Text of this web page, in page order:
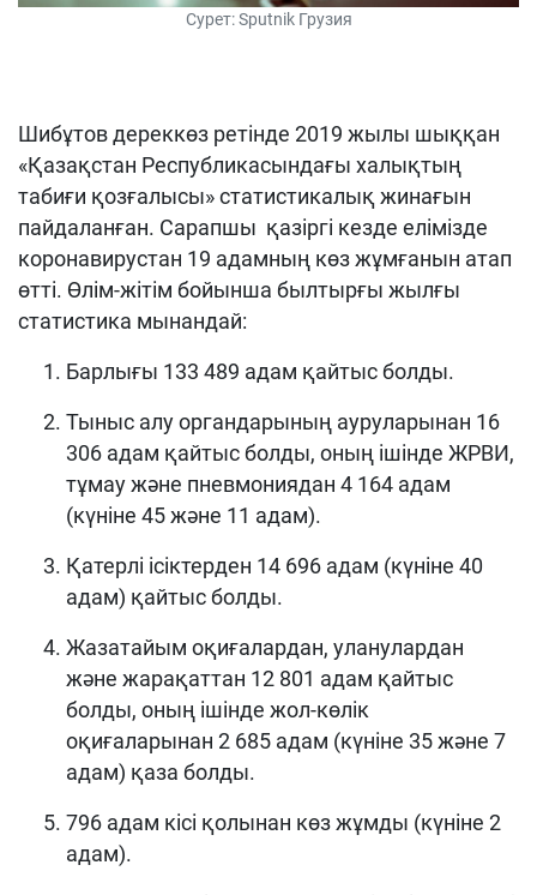
Сурет: Sputnik Грузия
Шибұтов дереккөз ретінде 2019 жылы шыққан
«Қазақстан Республикасындағы халықтың
табиғи қозғалысы» статистикалық жинағын
пайдаланған. Сарапшы қазіргі кезде елімізде
коронавирустан 19 адамның көз жұмғанын атап
өтті. Өлім-жітім бойынша былтырғы жылғы
статистика мынандай:
Барлығы 133 489 адам қайтыс болды.
Тыныс алу органдарының ауруларынан 16
306 адам қайтыс болды, оның ішінде ЖРВИ,
тұмау және пневмониядан 4 164 адам
(күніне 45 және 11 адам).
Қатерлі ісіктерден 14 696 адам (күніне 40
адам) қайтыс болды.
Жазатайым оқиғалардан, уланулардан
және жарақаттан 12 801 адам қайтыс
болды, оның ішінде жол-көлік
оқиғаларынан 2 685 адам (күніне 35 және 7
адам) қаза болды.
796 адам кісі қолынан көз жұмды (күніне 2
адам).